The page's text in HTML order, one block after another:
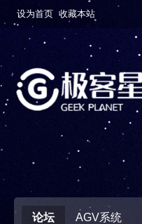
设为首页 收藏本站
论坛 AGV系统